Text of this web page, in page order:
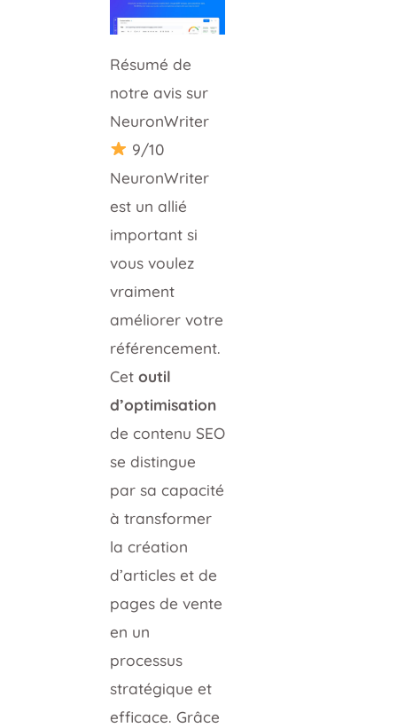
Résumé de
notre avis sur
NeuronWriter
9/10
NeuronWriter
est un allié
important si
vous voulez
vraiment
améliorer votre
référencement.
Cet outil
d’optimisation
de contenu SEO
se distingue
par sa capacité
à transformer
la création
d’articles et de
pages de vente
en un
processus
stratégique et
efficace. Grâce